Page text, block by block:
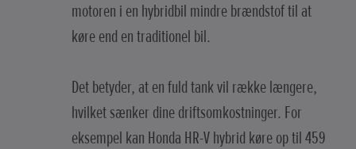
motoren i en hybridbil mindre brændstof til at
køre end en traditionel bil.
Det betyder, at en fuld tank vil række længere,
hvilket sænker dine driftsomkostninger. For
eksempel kan Honda HR-V hybrid køre op til 459